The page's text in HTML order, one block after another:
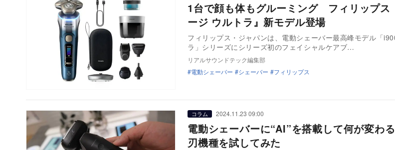
1台で顔も体もグルーミング フィリップス
ージ ウルトラ』新モデル登場
フィリップス・ジャパンは、電動シェーバー最高峰モデル「
ラ」シリーズにシリーズ初のフェイシャルケアブ…
リアルサウンドテック編集部
電動シェーバー
シェーバー フィリップス
コラム 2024.11.23 09:00
電動シェーバーに“AI”を搭載して何が変わ
刃機種を試してみた